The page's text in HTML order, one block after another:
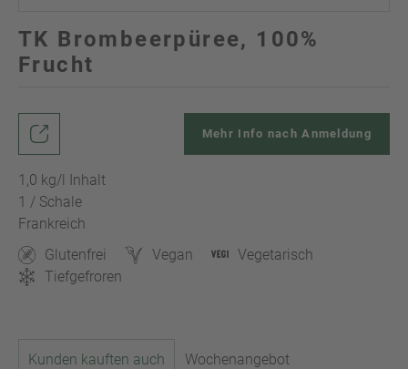
TK Brombeerpüree, 100%
Frucht
1,0 kg/l Inhalt
1 / Schale
Frankreich
Glutenfrei
Vegan
Vegetarisch
Tiefgefroren
Mehr Info nach Anmeldung
Kunden kauften auch Wochenangebot